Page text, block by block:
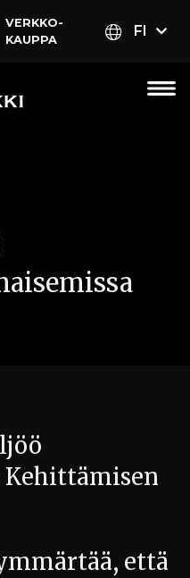
VERKKO­
KAUPPA
FI
että